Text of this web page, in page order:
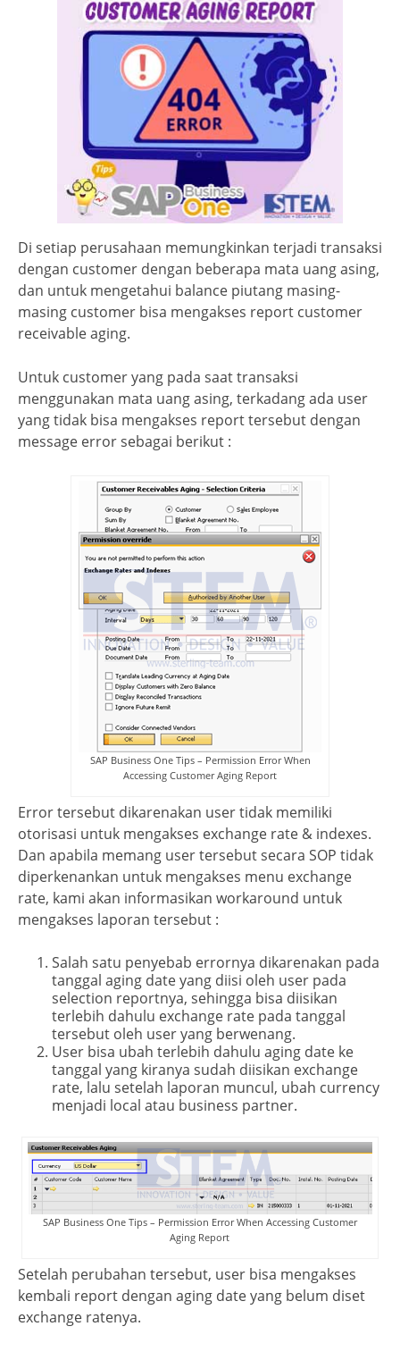
Di setiap perusahaan memungkinkan terjadi transaksi
dengan customer dengan beberapa mata uang asing,
dan untuk mengetahui balance piutang masing-
masing customer bisa mengakses report customer
receivable aging.
Untuk customer yang pada saat transaksi
menggunakan mata uang asing, terkadang ada user
yang tidak bisa mengakses report tersebut dengan
message error sebagai berikut :
SAP Business One Tips – Permission Error When
Accessing Customer Aging Report
Error tersebut dikarenakan user tidak memiliki
otorisasi untuk mengakses exchange rate & indexes.
Dan apabila memang user tersebut secara SOP tidak
diperkenankan untuk mengakses menu exchange
rate, kami akan informasikan workaround untuk
mengakses laporan tersebut :
Salah satu penyebab errornya dikarenakan pada
tanggal aging date yang diisi oleh user pada
selection reportnya, sehingga bisa diisikan
terlebih dahulu exchange rate pada tanggal
tersebut oleh user yang berwenang.
User bisa ubah terlebih dahulu aging date ke
tanggal yang kiranya sudah diisikan exchange
rate, lalu setelah laporan muncul, ubah currency
menjadi local atau business partner.
SAP Business One Tips – Permission Error When Accessing Customer
Aging Report
Setelah perubahan tersebut, user bisa mengakses
kembali report dengan aging date yang belum diset
exchange ratenya.